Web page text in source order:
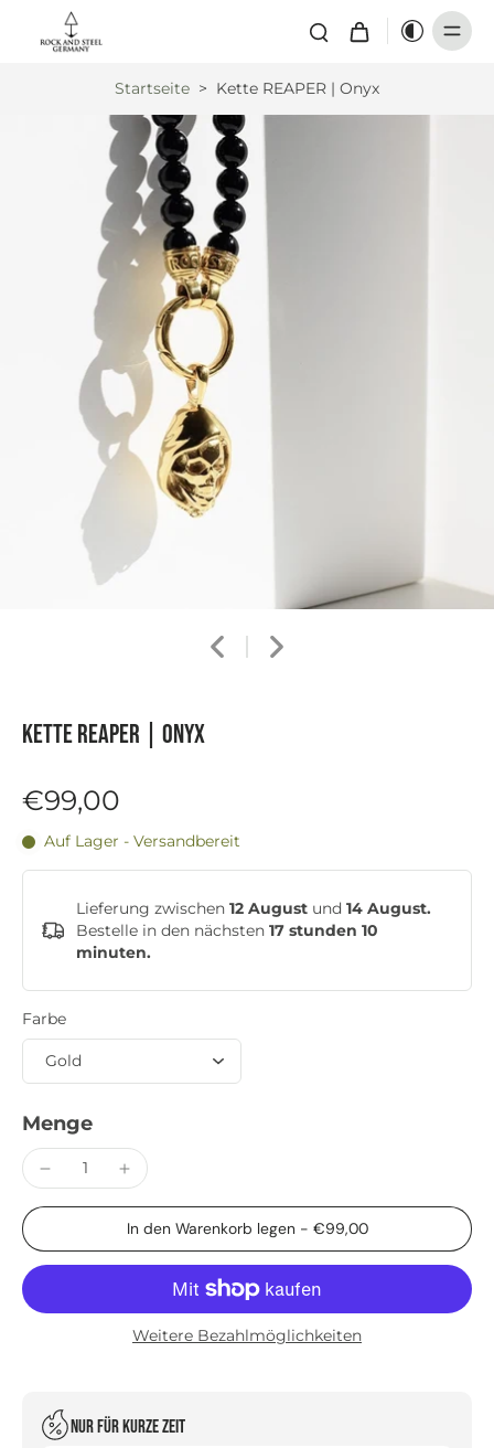
Startseite > Kette REAPER | Onyx
Kette REAPER | Onyx
€99,00
Auf Lager - Versandbereit
Lieferung zwischen 12 August und 14 August.
Bestelle in den nächsten 17 stunden 10
minuten.
Farbe
Menge
In den Warenkorb legen - €99,00
Weitere Bezahlmöglichkeiten
Nur für kurze Zeit